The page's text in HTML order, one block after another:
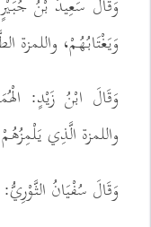
وَيَغْتَابُهُمْ، واللمزة
وَقَالَ ابْنُ زَيْدٍ:
واللمزة الَّذِي
وَقَالَ سُفْيَانُ